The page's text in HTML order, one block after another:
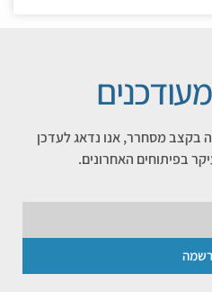
בקצב מסחרר, אנו נדאג לעדכן
בפיתוחים האחרונים.